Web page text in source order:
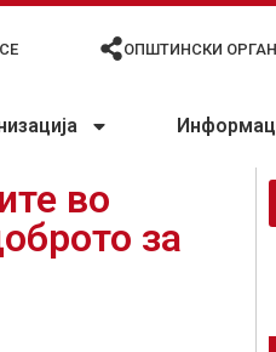
ОПШТИНСКИ
во
за